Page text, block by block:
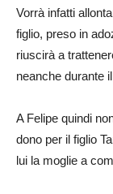
Vorrà infatti
figlio, preso in
riuscirà a
neanche durante
A Felipe quindi
dono per il figlio
lui la moglie a